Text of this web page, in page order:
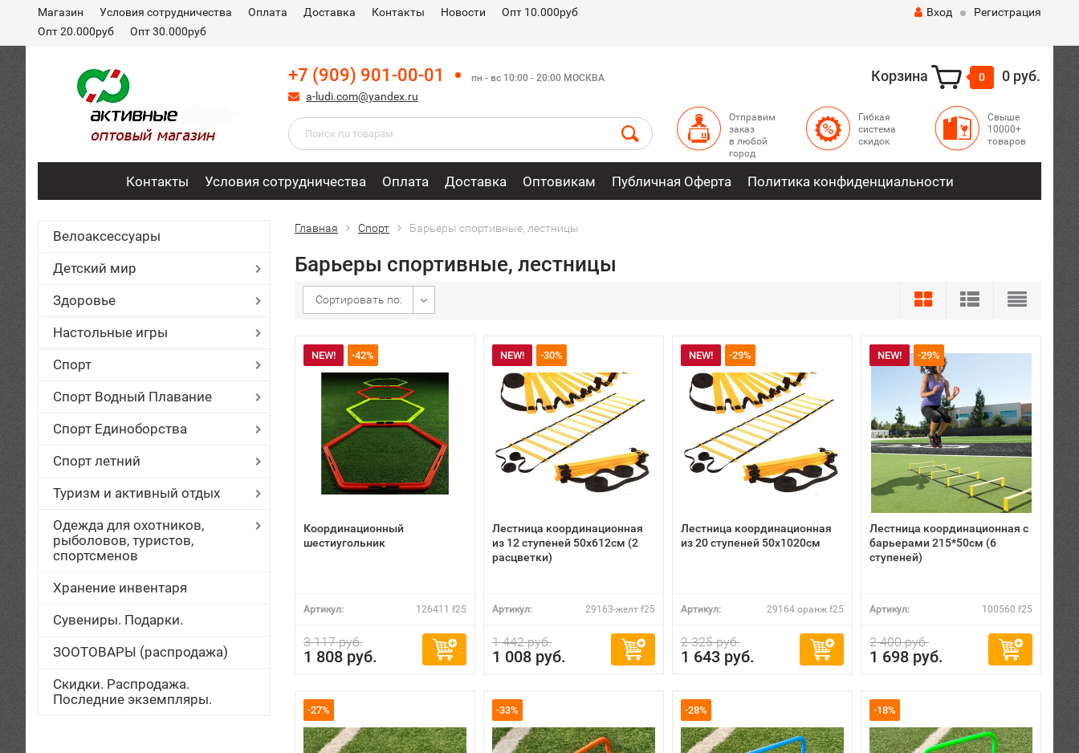
Магазин Условия сотрудничества Оплата Доставка Контакты Новости
Опт 10.000руб
Опт 20.000руб
Опт 30.000руб
Вход Регистрация
+7 (909) 901-00-01 пн - вс 10:00 - 20:00 МОСКВА
a-ludi.com@yandex.ru
Корзина 0 0 руб.
Отправим
заказ
в любой
город
Гибкая
система
скидок
Свыше
10000+
товаров
Контакты Условия сотрудничества Оплата Доставка Оптовикам Публичная Оферта Политика конфиденциальности
Велоаксессуары
Детский мир
Здоровье
Настольные игры
Спорт
Спорт Водный Плавание
Спорт Единоборства
Спорт летний
Туризм и активный отдых
Одежда для охотников,
рыболовов, туристов,
спортсменов
Хранение инвентаря
Сувениры. Подарки.
ЗООТОВАРЫ (распродажа)
Скидки. Распродажа.
Последние экземпляры.
Главная Спорт Барьеры спортивные, лестницы
Барьеры спортивные, лестницы
Сортировать по:
NEW! -42%
Координационный
шестиугольник
Артикул: 126411 f25
3 117 руб.
1 808 руб.
NEW! -30%
Лестница координационная
из 12 ступеней 50х612см (2
расцветки)
Артикул: 29163-желт f25
1 442 руб.
1 008 руб.
NEW! -29%
Лестница координационная
из 20 ступеней 50х1020см
Артикул: 29164 оранж f25
2 325 руб.
1 643 руб.
NEW! -29%
Лестница координационная с
барьерами 215*50см (6
ступеней)
Артикул: 100560 f25
2 400 руб.
1 698 руб.
-27% -33% -28% -18%